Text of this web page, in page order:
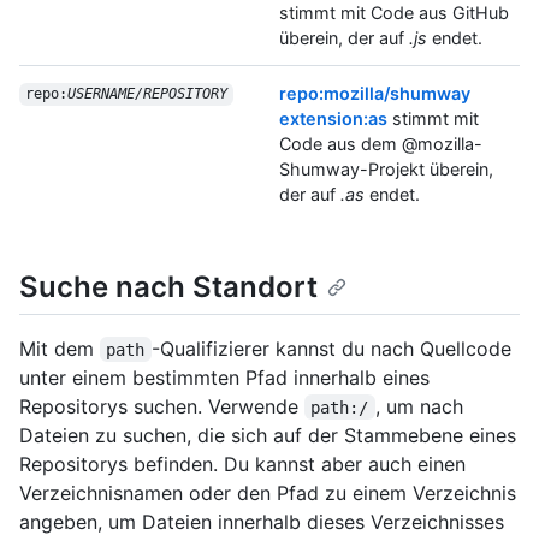
stimmt mit Code aus GitHub
überein, der auf .js endet.
repo:USERNAME/REPOSITORY
repo:mozilla/shumway
extension:as stimmt mit
Code aus dem @mozilla-
Shumway-Projekt überein,
der auf .as endet.
Suche nach Standort
Mit dem path -Qualifizierer kannst du nach Quellcode
unter einem bestimmten Pfad innerhalb eines
Repositorys suchen. Verwende
path:/ , um nach
Dateien zu suchen, die sich auf der Stammebene eines
Repositorys befinden. Du kannst aber auch einen
Verzeichnisnamen oder den Pfad zu einem Verzeichnis
angeben, um Dateien innerhalb dieses Verzeichnisses